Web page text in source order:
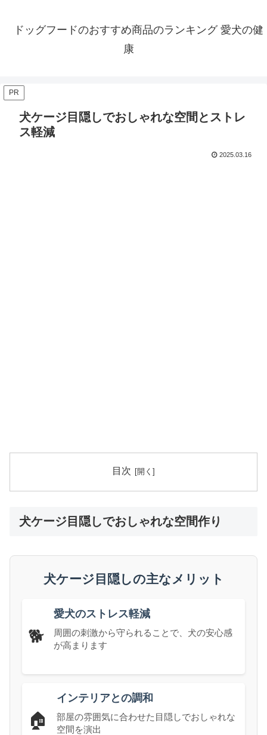
ドッグフードのおすすめ商品のランキング 愛犬の健
康
PR
犬ケージ目隠しでおしゃれな空間とストレ
ス軽減
2025.03.16
目次
犬ケージ目隠しでおしゃれな空間作り
犬ケージ目隠しの主なメリット
🐕
愛犬のストレス軽減
周囲の刺激から守られることで、犬の安心感
が高まります
🏠
インテリアとの調和
部屋の雰囲気に合わせた目隠しでおしゃれな
空間を演出